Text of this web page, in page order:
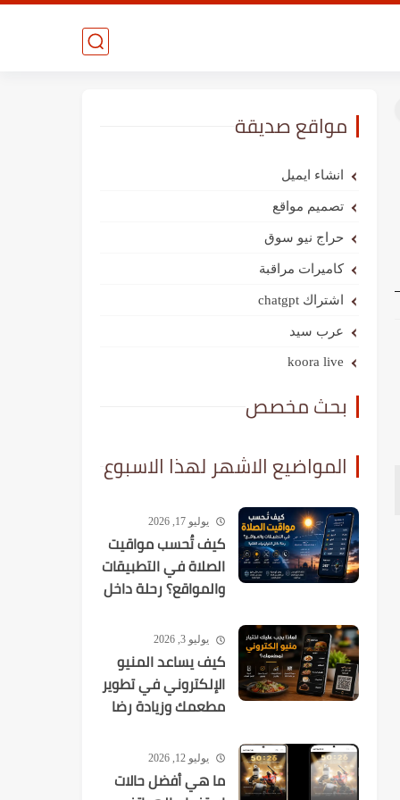
مواقع صديقة
انشاء ايميل
تصميم مواقع
حراج نيو سوق
كاميرات مراقبة
اشتراك chatgpt
عرب سيد
koora live
بحث مخصص
المواضيع الاشهر لهذا الاسبوع
يوليو 17, 2026
كيف تُحسب مواقيت
الصلاة في التطبيقات
والمواقع؟ رحلة داخل
يوليو 3, 2026
كيف يساعد المنيو
الإلكتروني في تطوير
مطعمك وزيادة رضا
يوليو 12, 2026
ما هي أفضل حالات